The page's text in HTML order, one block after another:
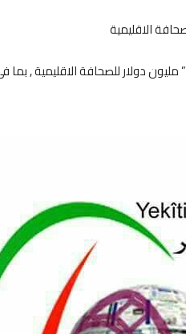
أعلنت الحكومة الاتحادية الاسترالية عن حزمة دعم بقيمة “100” مليون دولار